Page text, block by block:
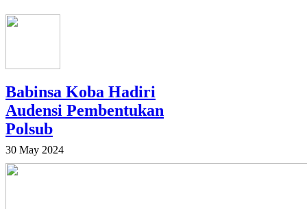
Babinsa Koba Hadiri
Audensi Pembentukan
Polsub
30 May 2024